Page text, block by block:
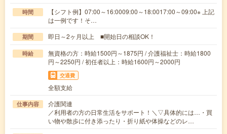
時間
【シフト例】07:00～16:0009:00～18:0017:00～09:00※ 上記
は一例です！そ…
期間 即日～2ヶ月以上 ■開始日の相談OK！
時給
無資格の方：時給1500円～1875円 / 介護福祉士：時給1800
円～2250円 / 初任者以上：時給1600円～2000円
交通費
全額支給
仕事内容
介護関連
／利用者の方の日常生活をサポート！＼▽具体的には…・買
い物や散歩に付き添ったり・折り紙や体操などのレ…